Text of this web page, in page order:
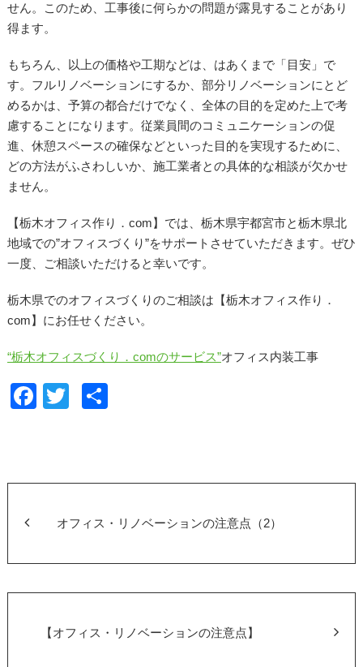
せん。このため、工事後に何らかの問題が露見することがあり
得ます。
もちろん、以上の価格や工期などは、はあくまで「目安」で
す。フルリノベーションにするか、部分リノベーションにとど
めるかは、予算の都合だけでなく、全体の目的を定めた上で考
慮することになります。従業員間のコミュニケーションの促
進、休憩スペースの確保などといった目的を実現するために、
どの方法がふさわしいか、施工業者との具体的な相談が欠かせ
ません。
【栃木オフィス作り．com】では、栃木県宇都宮市と栃木県北
地域での”オフィスづくり”をサポートさせていただきます。ぜひ
一度、ご相談いただけると幸いです。
栃木県でのオフィスづくりのご相談は【栃木オフィス作り．
com】にお任せください。
“栃木オフィスづくり．comのサービス”オフィス内装工事
F
オフィス・リノベーションの注意点（2）
【オフィス・リノベーションの注意点】